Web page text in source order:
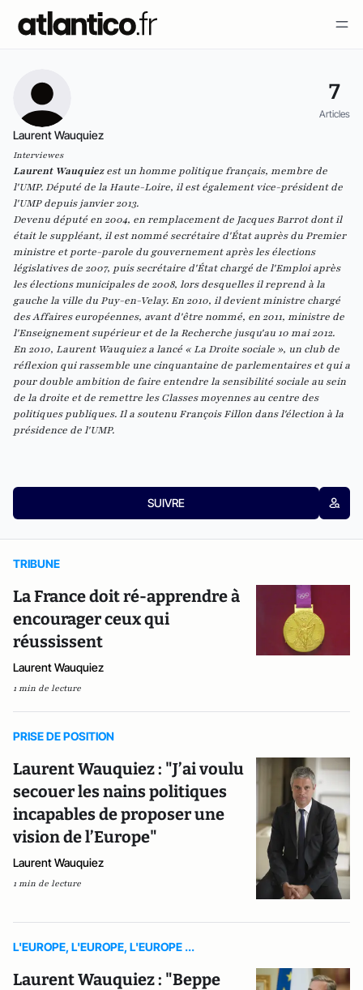
7
Articles
Laurent Wauquiez
Interviewes
Laurent Wauquiezest un homme politique français, membre de
l'UMP. Député de la Haute-Loire, il est également vice-président de
l'UMP depuis janvier 2013.
Devenu député en 2004, en remplacement de Jacques Barrot dont il
était le suppléant, il est nommé secrétaire d'État auprès du Premier
ministre et porte-parole du gouvernement après les élections
législatives de 2007, puis secrétaire d'État chargé de l'Emploi après
les élections municipales de 2008, lors desquelles il reprend à la
gauche la ville duPuy-en-Velay. En 2010, il devientministre chargé
des Affaires européennes, avant d'être nommé, en 2011, ministre de
l'Enseignement supérieur et de la Recherche jusqu'au 10 mai 2012.
En 2010, Laurent Wauquiez a lancé « LaDroite sociale », un club de
réflexion qui rassemble une cinquantaine de parlementaireset qui a
pour double ambition de faire entendre la sensibilité sociale au sein
de la droite et de remettre les Classes moyennes au centre des
politiques publiques. Il a soutenu François Fillon dans l'élection à la
présidence de l'UMP.
SUIVRE
TRIBUNE
La France doit ré-apprendre à
encourager ceux qui
réussissent
Laurent Wauquiez
1 min de lecture
PRISE DE POSITION
Laurent Wauquiez : "J’ai voulu
secouer les nains politiques
incapables de proposer une
vision de l’Europe"
Laurent Wauquiez
1 min de lecture
L'EUROPE, L'EUROPE, L'EUROPE ...
Laurent Wauquiez : "Beppe